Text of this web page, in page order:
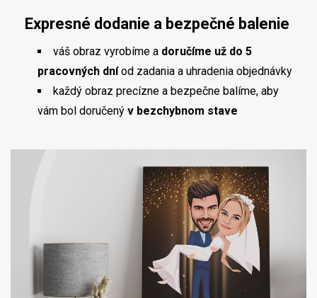
Expresné dodanie a bezpečné balenie
váš obraz vyrobíme a doručíme už do 5
pracovných dníod zadania a uhradenia objednávky
každý obraz precízne a bezpečne balíme, aby
vám bol doručený v bezchybnom stave